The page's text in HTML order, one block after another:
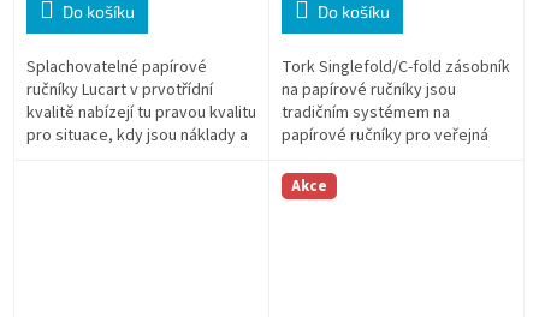
Do košíku
Splachovatelné papírové
ručníky Lucart v prvotřídní
kvalitě nabízejí tu pravou kvalitu
pro situace, kdy jsou náklady a
Do košíku
Tork Singlefold/C-fold zásobník
na papírové ručníky jsou
tradičním systémem na
papírové ručníky pro veřejná
Akce